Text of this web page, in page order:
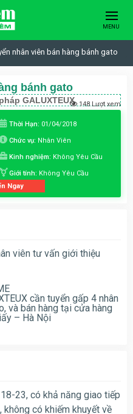
MENU
nhân viên bán hàng bánh gato
bánh gato
GALUXTEUX 148 Lượt xem
Thời Hạn: 01/04/2018
Chức vụ: Nhân Viên
Kinh nghiệm: Không Yêu Cầu
Giới tính: Không Yêu Cầu
Ngay
viên tư vấn giới thiệu
cần tuyển gấp 4 nhân
và bán hàng tại cửa hàng
– Hà Nội
23, có khả năng giao tiếp
không có khiếm khuyết về